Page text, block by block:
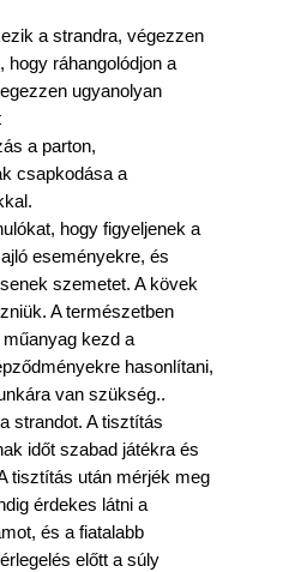
a strandra, végezzen
hogy ráhangolódjon a
ugyanolyan
a parton,
csapkodása a
hogy figyeljenek a
eseményekre, és
szemetet. A kövek
A természetben
kezd a
hasonlítani,
van szükség..
strandot. A tisztítás
időt szabad játékra és
tisztítás után mérjék meg
érdekes látni a
és a fiatalabb
előtt a súly